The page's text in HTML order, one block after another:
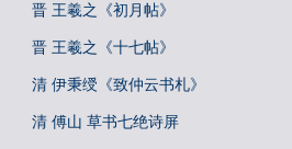
晋 王羲之《初月帖》
晋 王羲之《十七帖》
清 伊秉绶《致仲云书札》
清 傅山 草书七绝诗屏